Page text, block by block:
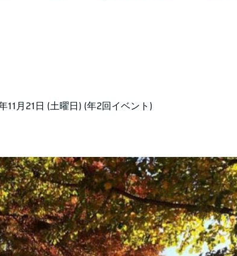
11月21日 (土曜日) (年2回イベント)